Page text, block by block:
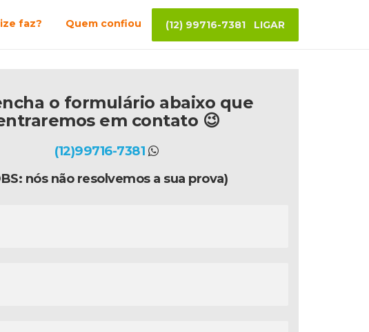
faz? Quem confiou (12) 99716-7381 LIGAR
o formulário abaixo que
em contato 😉
(12)99716-7381
nós não resolvemos a sua prova)